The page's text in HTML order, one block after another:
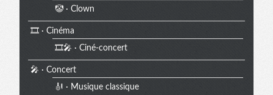
🤡 · Clown
🎞️ · Cinéma
🎞️🎤 · Ciné-concert
🎤 · Concert
🎻 · Musique classique